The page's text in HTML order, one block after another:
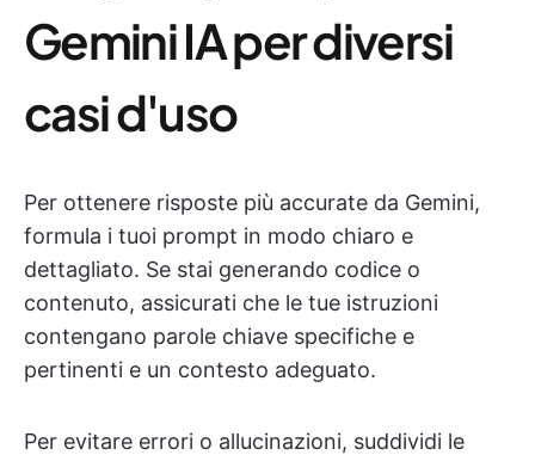
Gemini IA per diversi
casi d'uso
Per ottenere risposte più accurate da Gemini,
formula i tuoi prompt in modo chiaro e
dettagliato. Se stai generando codice o
contenuto, assicurati che le tue istruzioni
contengano parole chiave specifiche e
pertinenti e un contesto adeguato.
Per evitare errori o allucinazioni, suddividi le